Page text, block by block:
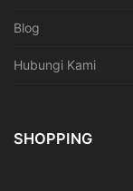
Blog
Hubungi Kami
SHOPPING